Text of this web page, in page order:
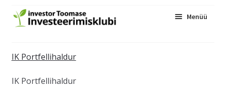
Menüü
Üritused
Blogi
IK Portfellihaldur
IK Portfellihaldur